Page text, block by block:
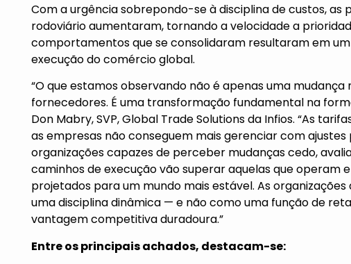
Com a urgência sobrepondo-se à disciplina de custos,
rodoviário aumentaram, tornando a velocidade a
comportamentos que se consolidaram resultaram em
execução do comércio global.
“O que estamos observando não é apenas uma
fornecedores. É uma transformação fundamental na
Don Mabry, SVP, Global Trade Solutions da Infios. “As
as empresas não conseguem mais gerenciar com ajustes
organizações capazes de perceber mudanças cedo,
caminhos de execução vão superar aquelas que operam
projetados para um mundo mais estável. As
uma disciplina dinâmica — e não como uma função de
vantagem competitiva duradoura.”
Entre os principais achados, destacam-se: